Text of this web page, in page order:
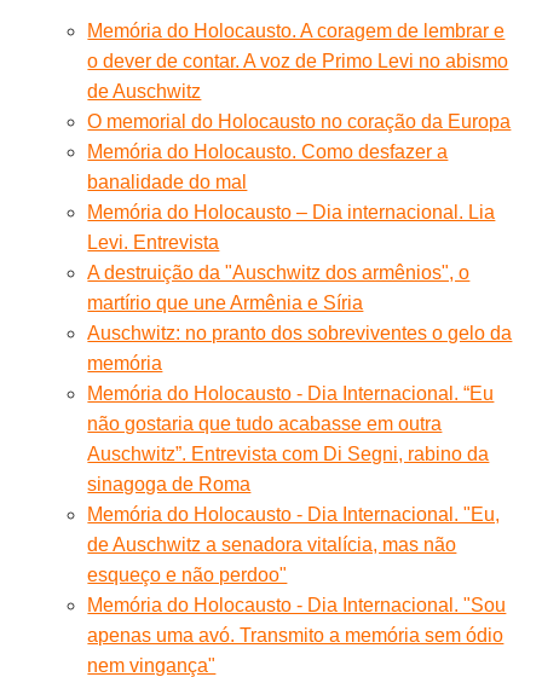
Memória do Holocausto. A coragem de lembrar e
o dever de contar. A voz de Primo Levi no abismo
de Auschwitz
O memorial do Holocausto no coração da Europa
Memória do Holocausto. Como desfazer a
banalidade do mal
Memória do Holocausto – Dia internacional. Lia
Levi. Entrevista
A destruição da "Auschwitz dos armênios", o
martírio que une Armênia e Síria
Auschwitz: no pranto dos sobreviventes o gelo da
memória
Memória do Holocausto - Dia Internacional. “Eu
não gostaria que tudo acabasse em outra
Auschwitz”. Entrevista com Di Segni, rabino da
sinagoga de Roma
Memória do Holocausto - Dia Internacional. "Eu,
de Auschwitz a senadora vitalícia, mas não
esqueço e não perdoo"
Memória do Holocausto - Dia Internacional. "Sou
apenas uma avó. Transmito a memória sem ódio
nem vingança"